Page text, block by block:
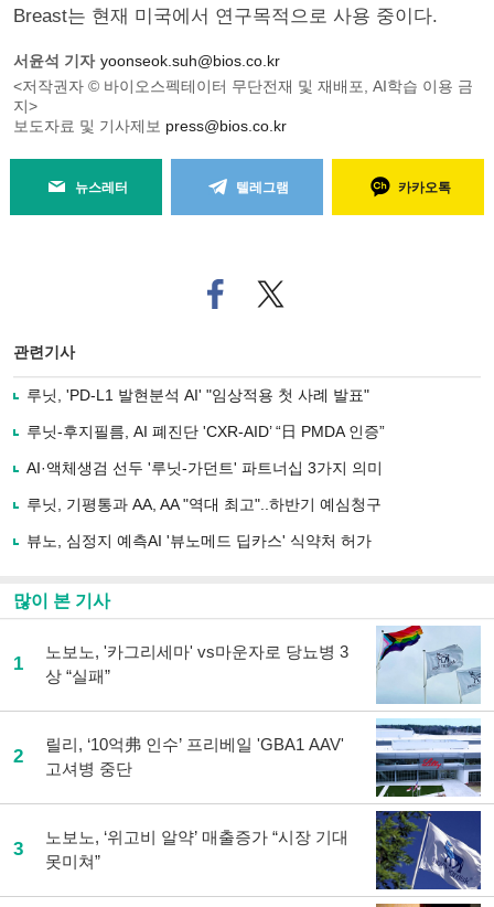
Breast는 현재 미국에서 연구목적으로 사용 중이다.
서윤석 기자 yoonseok.suh@bios.co.kr
<저작권자 © 바이오스펙테이터 무단전재 및 재배포, AI학습 이용 금
지>
보도자료 및 기사제보 press@bios.co.kr
뉴스레터 텔레그램 카카오톡
페
이
로
기
사
유
기
트위
터로
관련기사
루닛, 'PD-L1 발현분석 AI' "임상적용 첫 사례 발표"
루닛-후지필름, AI 폐진단 'CXR-AID’ “日 PMDA 인증”
AI·액체생검 선두 '루닛-가던트' 파트너십 3가지 의미
루닛, 기평통과 AA, AA "역대 최고"..하반기 예심청구
뷰노, 심정지 예측AI '뷰노메드 딥카스' 식약처 허가
많이 본 기사
1
노보노, '카그리세마' vs마운자로 당뇨병 3
상 “실패”
2
릴리, ‘10억弗 인수’ 프리베일 'GBA1 AAV'
고셔병 중단
3
노보노, ‘위고비 알약’ 매출증가 “시장 기대
못미쳐”